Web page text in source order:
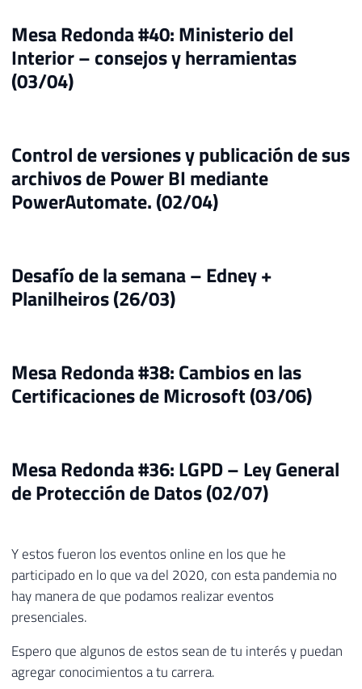
Mesa Redonda #40: Ministerio del
Interior – consejos y herramientas
(03/04)
Control de versiones y publicación de sus
archivos de Power BI mediante
PowerAutomate. (02/04)
Desafío de la semana – Edney +
Planilheiros (26/03)
Mesa Redonda #38: Cambios en las
Certificaciones de Microsoft (03/06)
Mesa Redonda #36: LGPD – Ley General
de Protección de Datos (02/07)
Y estos fueron los eventos online en los que he
participado en lo que va del 2020, con esta pandemia no
hay manera de que podamos realizar eventos
presenciales.
Espero que algunos de estos sean de tu interés y puedan
agregar conocimientos a tu carrera.